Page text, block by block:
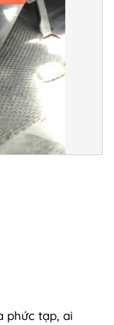
phức tạp, ai